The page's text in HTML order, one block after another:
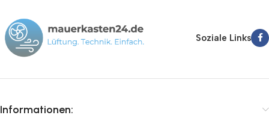
von führenden Herstellern wie Belimo, Lufberg und Joventa. Wir
bieten Ihnen schnelle Lieferung innerhalb von 24-72 Stunden,
kompetente Fachberatung und faire Preise.
Soziale Links
Informationen: